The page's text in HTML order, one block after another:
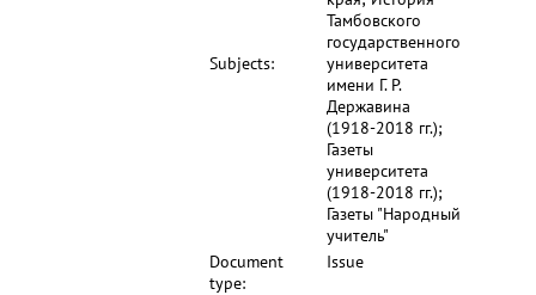
Subjects:
Тамбовского
государственного
университета
имени Г. Р.
Державина
(1918-2018 гг.);
Газеты
университета
(1918-2018 гг.);
Газеты "Народный
учитель"
Document
type:
Issue